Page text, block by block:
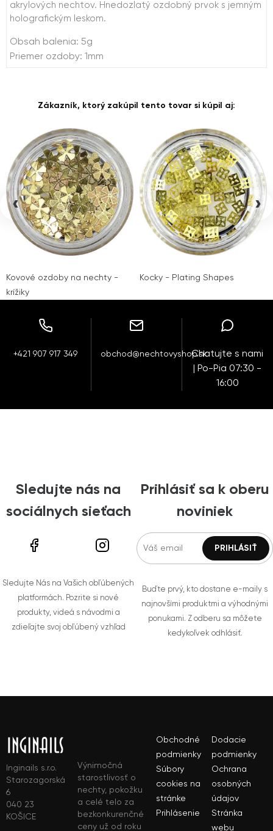
akrylových nechtov. Hnedozlatý ozdobný prvok s jemným
holografickým leskom.
Obsah balenia: 5g
Priemer ozdoby: 1mm
Zákazník, ktorý zakúpil tento tovar si kúpil aj:
Kovové ozdoby na nechty -
krížiky
Kocky - Plating Shapes
‹ ›
+421 907 917 349 obchod@nechtovyshop.skChatujte s nami
| Po-Pia 07:30 -
16:00
Sledujte nás na
sociálnych sieťach
Sledujte Nás na Vašich obľúbených
platformách. Pozrite si nové
produkty, videá s návodmi a
zdieľajte svoj obľúbený vzhľad
Prihlásiť sa k oberu
noviniek
Buďte prvý, kto dostane e-maily s
najnovšími produktmi a výhodnými
ponukami. Z odberu sa môžete
kedykoľvek odhlásiť.
Inginails s.r.o.
Starozagorská
6
040 23
KOŠICE
Výnimočná
starostlivosť o
nechty, pokožku
a celé telo za
bezkonkurenčné
ceny už od roku
Obchodné
podmienky
Dodacie
podmienky
Súbory
cookies na
stránke
Ochrana
osobných
údajov
Prihlásenie
Stránka
webu